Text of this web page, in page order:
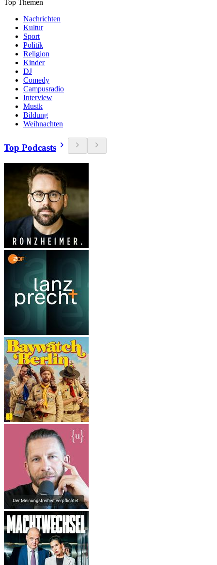
Top Themen
Nachrichten
Kultur
Sport
Politik
Religion
Kinder
DJ
Comedy
Campusradio
Interview
Musik
Bildung
Weihnachten
Top Podcasts